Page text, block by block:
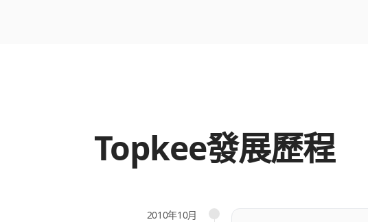
Topkee發展歷程
2010年10月